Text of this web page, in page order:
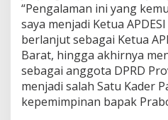
r
a
s
i
M
e
r
a
h
“Pengalaman ini yang
saya menjadi Ketua
berlanjut sebagai Ketua
Barat, hingga akhirnya
sebagai anggota DPRD
menjadi salah Satu Kader
kepemimpinan bapak